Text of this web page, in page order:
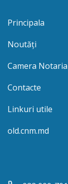
Principala
Noutăți
Camera
Contacte
Linkuri utile
old.cnm.md